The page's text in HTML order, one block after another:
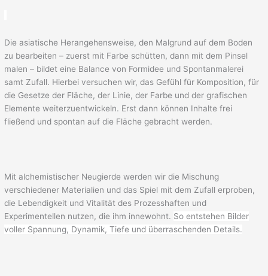
Die asiatische Herangehensweise, den Malgrund auf dem Boden
zu bearbeiten – zuerst mit Farbe schütten, dann mit dem Pinsel
malen – bildet eine Balance von Formidee und Spontanmalerei
samt Zufall. Hierbei versuchen wir, das Gefühl für Komposition, für
die Gesetze der Fläche, der Linie, der Farbe und der grafischen
Elemente weiterzuentwickeln. Erst dann können Inhalte frei
fließend und spontan auf die Fläche gebracht werden.
Mit alchemistischer Neugierde werden wir die Mischung
verschiedener Materialien und das Spiel mit dem Zufall erproben,
die Lebendigkeit und Vitalität des Prozesshaften und
Experimentellen nutzen, die ihm innewohnt. So entstehen Bilder
voller Spannung, Dynamik, Tiefe und überraschenden Details.